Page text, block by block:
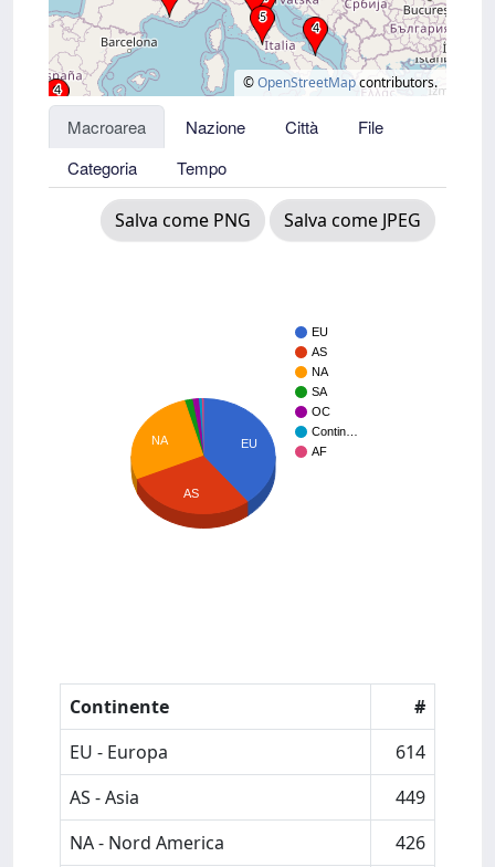
©OpenStreetMapcontributors.
Macroarea Nazione Città
File
Categoria
Tempo
Salva come PNG Salva come JPEG
EU
AS
NA
SA
OC
Contin…
AF
EU
NA
AS
Continente
#
EU - Europa
614
AS - Asia
449
NA - Nord America
426